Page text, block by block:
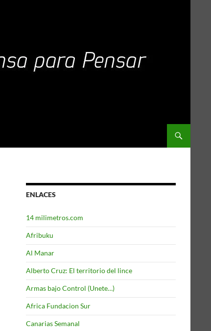
ENLACES
14 milimetros.com
Afribuku
Al Manar
Alberto Cruz: El territorio del lince
Armas bajo Control (Unete…)
Africa Fundacion Sur
Canarias Semanal